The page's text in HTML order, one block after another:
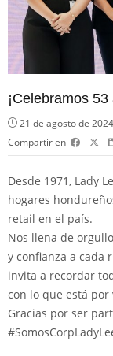
¡Celebramos
21 de agosto de 2024
Compartir en
Desde 1971, Lady
hogares
retail en el país.
Nos llena de
y confianza a cada
invita a recordar
con lo que está por
Gracias por ser